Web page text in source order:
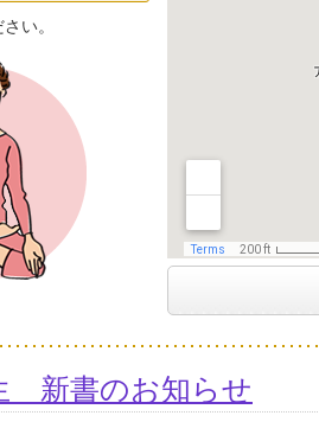
い。
新書のお知らせ